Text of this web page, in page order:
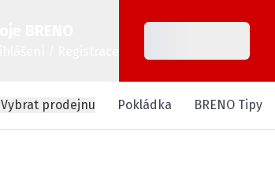
Vybrat prodejnu Pokládka BRENO Tipy